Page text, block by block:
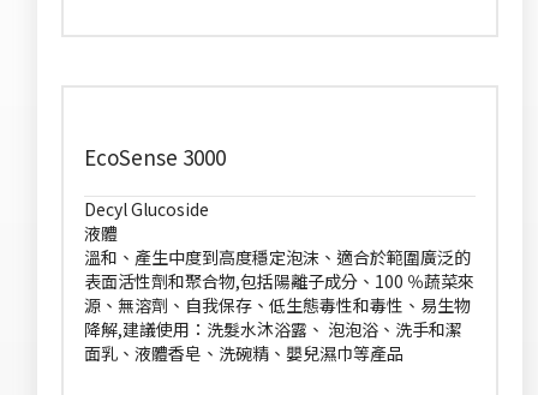
EcoSense 3000
Decyl Glucoside
液體
溫和、產生中度到高度穩定泡沫、適合於範圍廣泛的
表面活性劑和聚合物,包括陽離子成分、100 ％蔬菜來
源、無溶劑、自我保存、低生態毒性和毒性、易生物
降解,建議使用：洗髮水沐浴露、 泡泡浴、洗手和潔
面乳、液體香皂、洗碗精、嬰兒濕巾等產品